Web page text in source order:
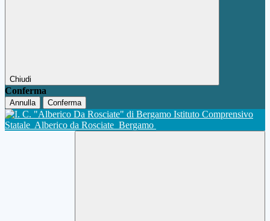
Chiudi
Conferma
Annulla Conferma
Istituto Comprensivo
Statale Alberico da Rosciate Bergamo